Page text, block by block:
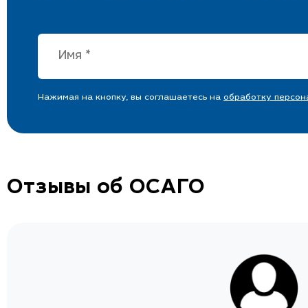
Нажимая на кнопку, вы соглашаетесь на обработку
Отзывы об ОСАГО